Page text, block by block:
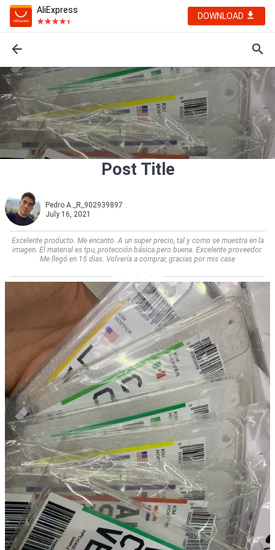
AliExpress
DOWNLOAD
Post Title
Pedro A._R_902939897
July 16, 2021
Excelente producto. Me encanto. A un super precio, tal y como se muestra en la
imagen. El material es tpu, protección básica pero buena. Excelente proveedor.
Me llegó en 15 dias. Volvería a comprar, gracias por mis case